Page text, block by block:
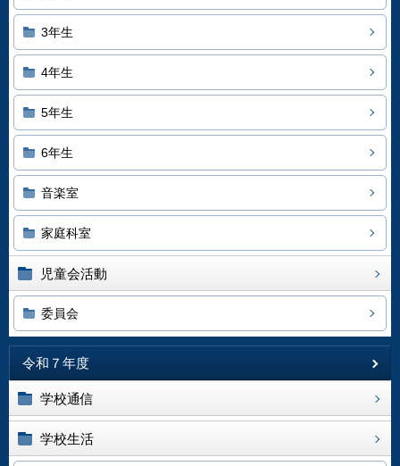
3年生
4年生
5年生
6年生
音楽室
家庭科室
児童会活動
委員会
令和７年度
学校通信
学校生活